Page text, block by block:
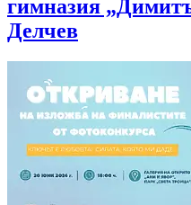
гимназия
Делчев